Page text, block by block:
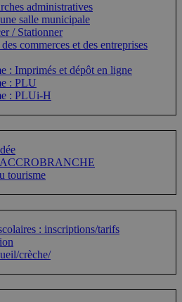
administratives
salle municipale
/ Stationner
commerces et des entreprises
: Imprimés et dépôt en ligne
: PLU
: PLUi-H
tourisme
: inscriptions/tarifs
crèche/